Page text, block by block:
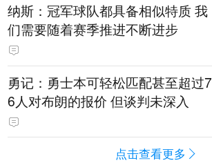
纳斯：冠军球队都具备相似特质 我
们需要随着赛季推进不断进步
勇记：勇士本可轻松匹配甚至超过7
6人对布朗的报价 但谈判未深入
点击查看更多